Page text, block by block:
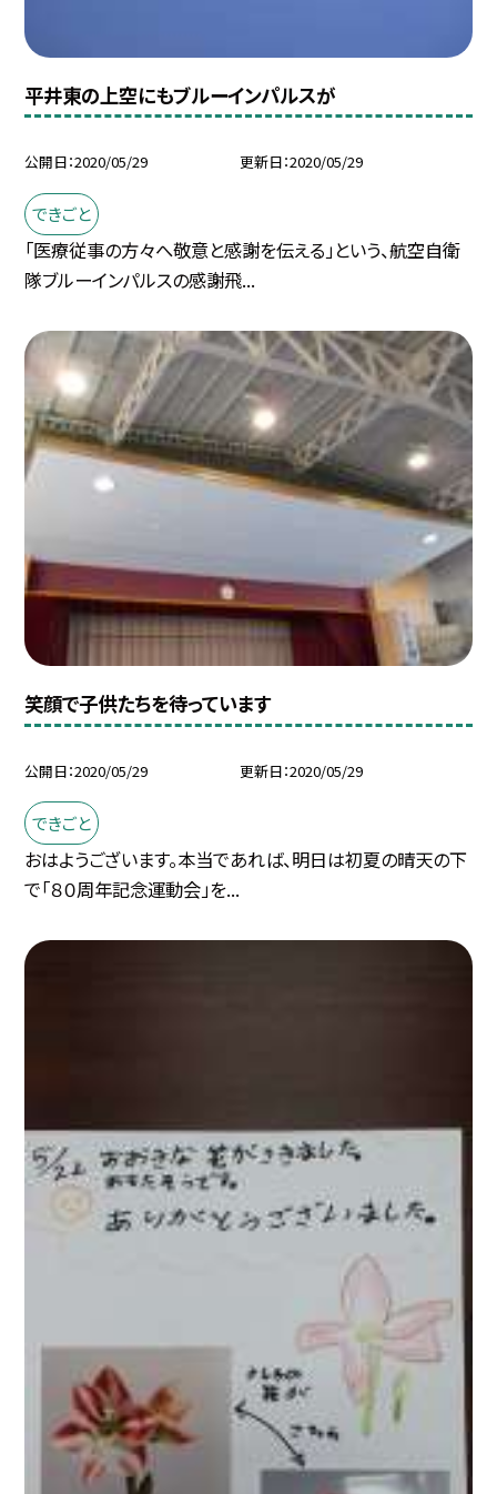
平井東の上空にもブルーインパルスが
公開日 2020/05/29 更新日 2020/05/29
できごと
「医療従事の方々へ敬意と感謝を伝える」という、航空自衛
隊ブルーインパルスの感謝飛...
笑顔で子供たちを待っています
公開日 2020/05/29 更新日 2020/05/29
できごと
おはようございます。本当であれば、明日は初夏の晴天の下
で「８０周年記念運動会」を...